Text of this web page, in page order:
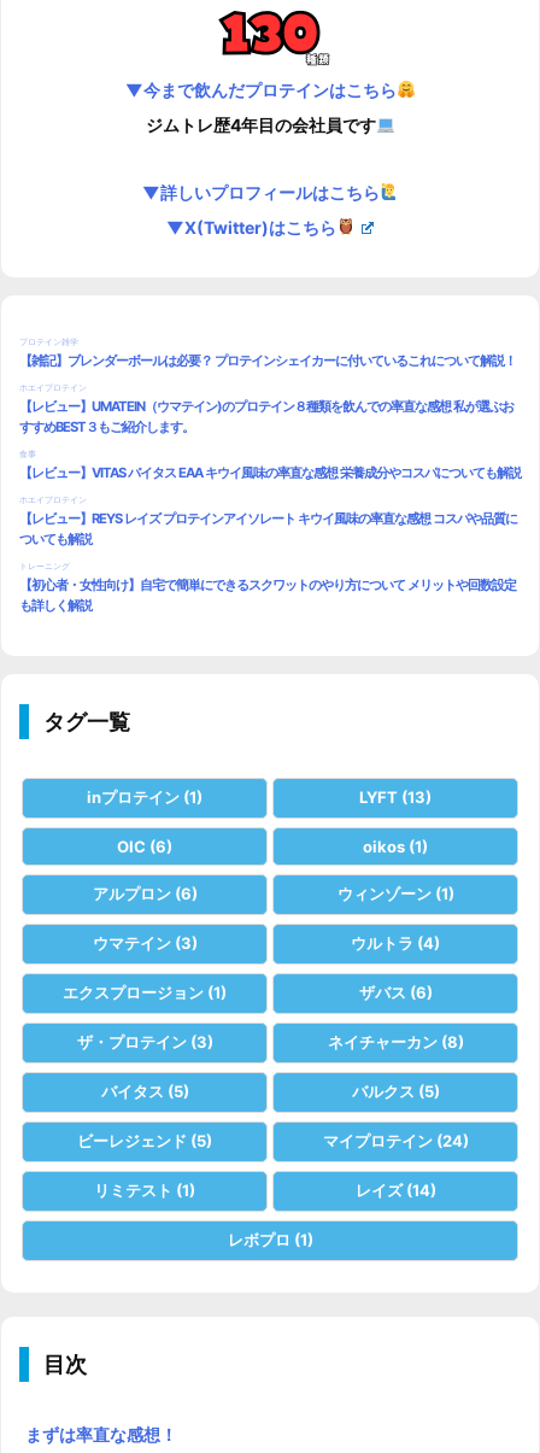
▼今まで飲んだプロテインはこちら
ジムトレ歴4年目の会社員です
▼詳しいプロフィールはこちら
▼X(Twitter)はこちら
タグ一覧
inプロテイン (1) LYFT (13)
OIC (6) oikos (1)
アルプロン(6) ウィンゾーン(1)
ウマテイン(3) ウルトラ (4)
エクスプロージョン (1) ザバス (6)
ザ・プロテイン(3) ネイチャーカン(8)
バイタス (5) バルクス (5)
ビーレジェンド (5) マイプロテイン(24)
リミテスト (1) レイズ(14)
レボプロ (1)
目次
まずは率直な感想！